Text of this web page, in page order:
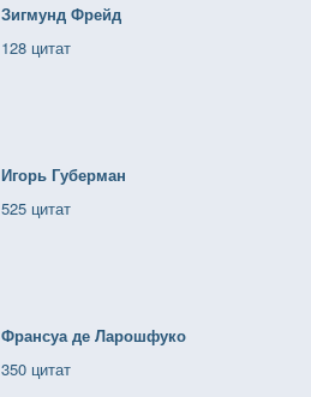
Зигмунд Фрейд
128 цитат
Игорь Губерман
525 цитат
Франсуа де Ларошфуко
350 цитат